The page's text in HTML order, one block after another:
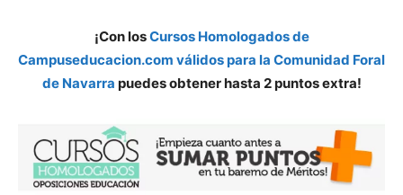
¡Con losCursos Homologados de
Campuseducacion.com válidos para la Comunidad Foral
de Navarra puedes obtener hasta 2 puntos extra!